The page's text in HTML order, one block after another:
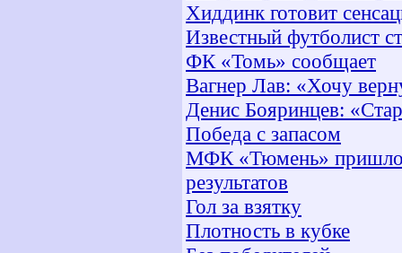
Хиддинк готовит
Известный футболист
ФК «Томь» сообщает
Вагнер Лав: «Хочу
Денис Бояринцев:
Победа с запасом
МФК «Тюмень» пришло
результатов
Гол за взятку
Плотность в кубке